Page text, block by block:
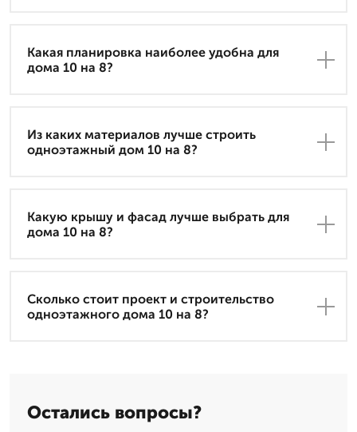
Какая планировка наиболее удобна для
дома 10 на 8?
Из каких материалов лучше строить
одноэтажный дом 10 на 8?
Какую крышу и фасад лучше выбрать для
дома 10 на 8?
Сколько стоит проект и строительство
одноэтажного дома 10 на 8?
Остались вопросы?